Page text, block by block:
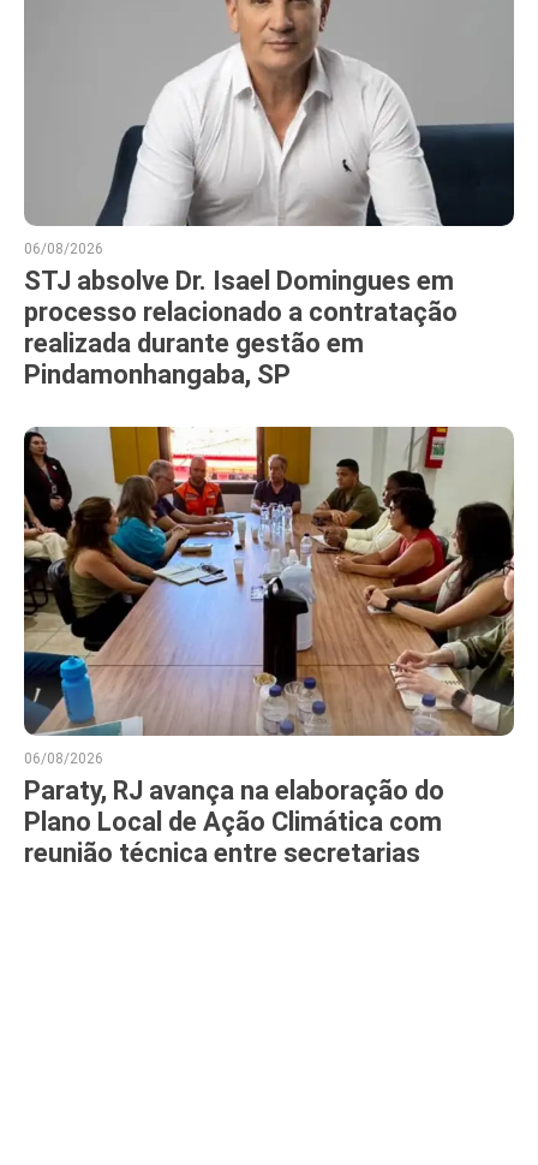
06/08/2026
STJ absolve Dr. Isael Domingues em
processo relacionado a contratação
realizada durante gestão em
Pindamonhangaba, SP
06/08/2026
Paraty, RJ avança na elaboração do
Plano Local de Ação Climática com
reunião técnica entre secretarias